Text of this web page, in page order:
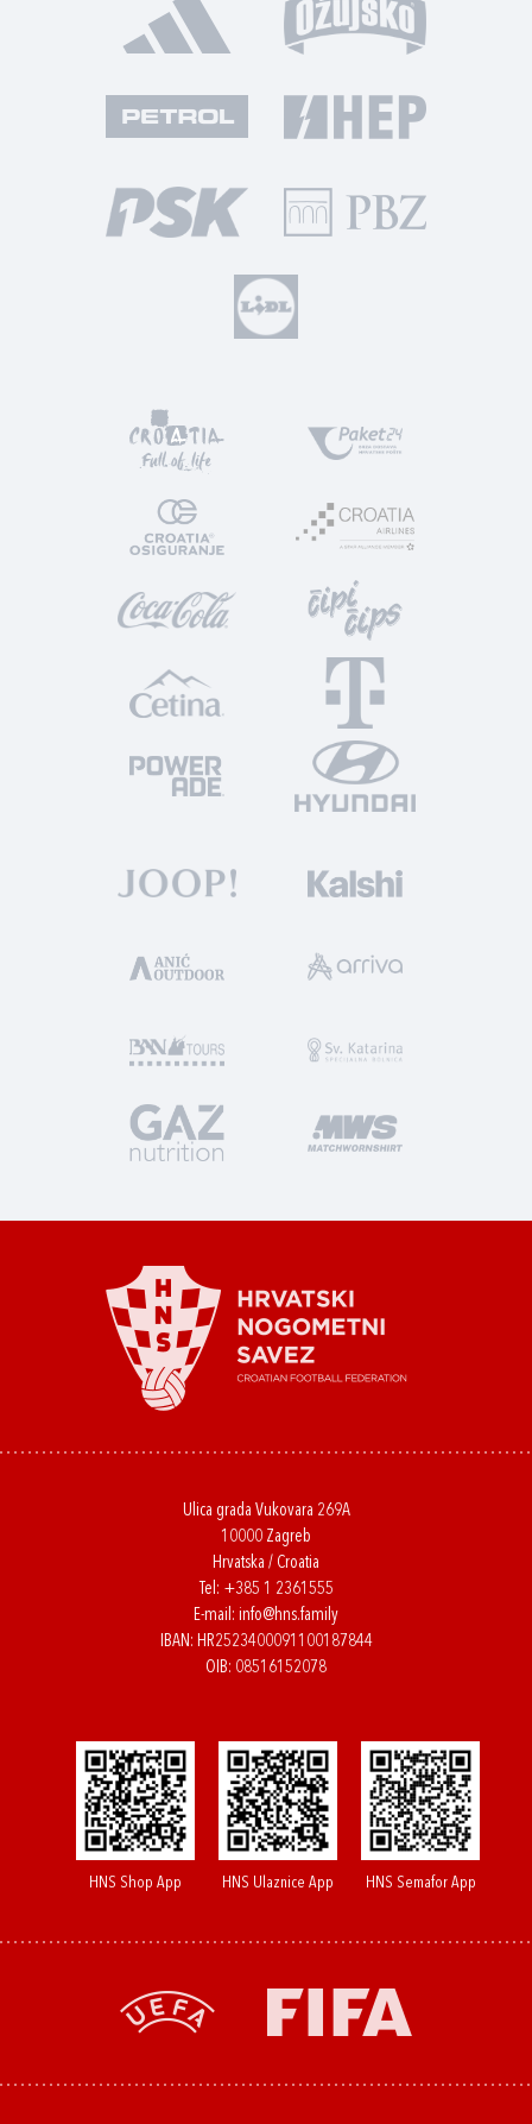
Ulica grada Vukovara 269A
10000 Zagreb
Hrvatska / Croatia
Tel: +385 1 2361555
E-mail: info@hns.family
IBAN: HR2523400091100187844
OIB: 08516152078
HNS Shop App HNS Ulaznice App HNS Semafor App